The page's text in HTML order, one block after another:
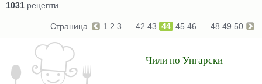
1031 рецепти
Страница 1 2 3 42 43 44 45 46 48 49 50
Чили по Унгарски